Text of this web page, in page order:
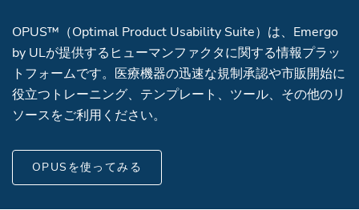
OPUS™（Optimal Product Usability Suite）は、Emergo
by ULが提供するヒューマンファクタに関する情報プラッ
トフォームです。医療機器の迅速な規制承認や市販開始に
役立つトレーニング、テンプレート、ツール、その他のリ
ソースをご利用ください。
OPUSを使ってみる